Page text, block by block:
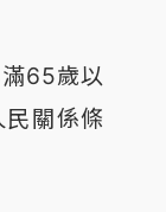
65歲以
關係條